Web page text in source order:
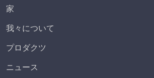
家
我々について
プロダクツ
ニュース